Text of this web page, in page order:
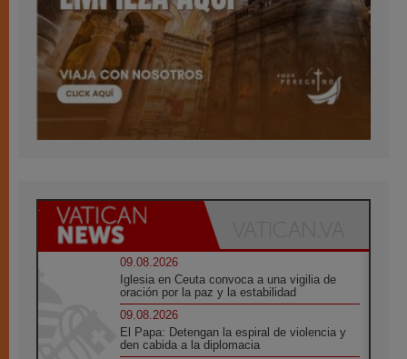
09.08.2026
Iglesia en Ceuta convoca a una vigilia de
oración por la paz y la estabilidad
09.08.2026
El Papa: Detengan la espiral de violencia y
den cabida a la diplomacia